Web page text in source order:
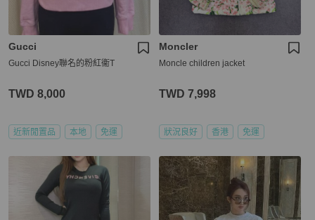
Gucci
Gucci Disney聯名的粉紅衞T
TWD 8,000
近新閒置品 本地 免運
Moncler
Moncle children jacket
TWD 7,998
狀況良好 香港 免運